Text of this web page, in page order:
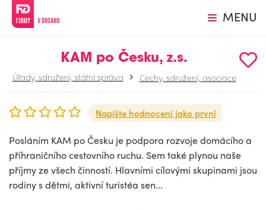
MENU
KAM po Česku, z.s.
Úřady, sdružení, státní správa Cechy, sdružení, asociace
Napište hodnocení jako první
Posláním KAM po Česku je podpora rozvoje domácího a
příhraničního cestovního ruchu. Sem také plynou naše
příjmy ze všech činností. Hlavními cílovými skupinami jsou
rodiny s dětmi, aktivní turistéa sen...